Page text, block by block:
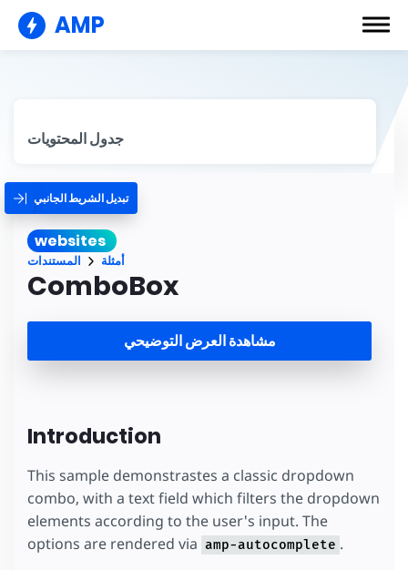
AMP
جدول المحتويات
تبديل الشريط الجانبي
websites
المستندات أمثلة
ComboBox
مشاهدة العرض التوضيحي
Introduction
This sample demonstrastes a classic dropdown
combo, with a text field which filters the dropdown
elements according to the user's input. The
options are rendered via amp-autocomplete .